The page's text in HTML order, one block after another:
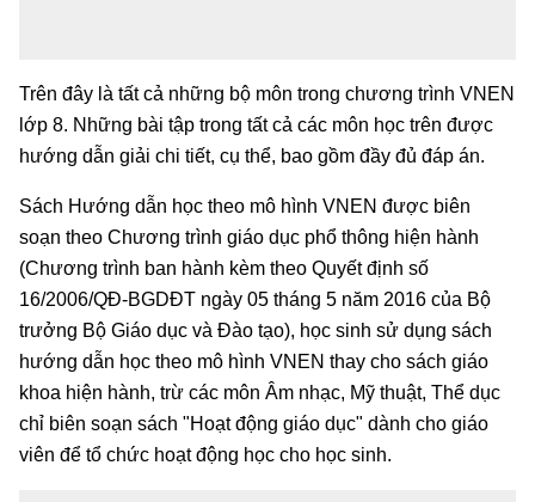
Trên đây là tất cả những bộ môn trong chương trình VNEN
lớp 8. Những bài tập trong tất cả các môn học trên được
hướng dẫn giải chi tiết, cụ thể, bao gồm đầy đủ đáp án.
Sách Hướng dẫn học theo mô hình VNEN được biên
soạn theo Chương trình giáo dục phổ thông hiện hành
(Chương trình ban hành kèm theo Quyết định số
16/2006/QĐ-BGDĐT ngày 05 tháng 5 năm 2016 của Bộ
trưởng Bộ Giáo dục và Đào tạo), học sinh sử dụng sách
hướng dẫn học theo mô hình VNEN thay cho sách giáo
khoa hiện hành, trừ các môn Âm nhạc, Mỹ thuật, Thể dục
chỉ biên soạn sách "Hoạt động giáo dục" dành cho giáo
viên để tổ chức hoạt động học cho học sinh.